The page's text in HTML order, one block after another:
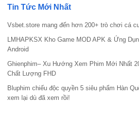
Tin Tức Mới Nhất
Vsbet.store mang đến hơn 200+ trò chơi cá
LMHAPKSX Kho Game MOD APK & Ứng
Android
Ghienphim– Xu Hướng Xem Phim Mới Nhất
Chất Lượng FHD
Bluphim chiếu độc quyền 5 siêu phẩm Hàn
xem lại dù đã xem rồi!